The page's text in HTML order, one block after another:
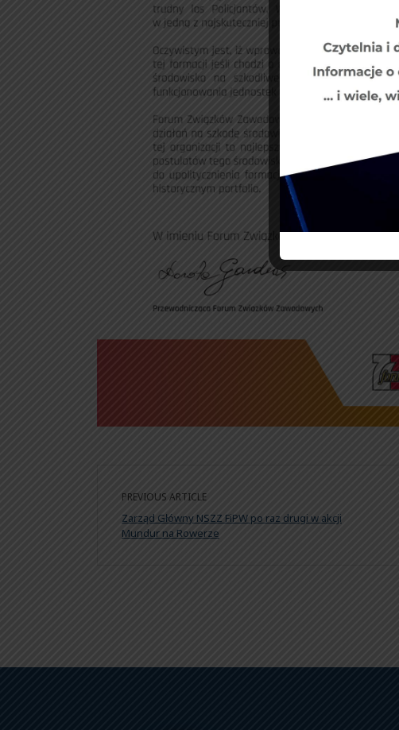
PREVIOUS ARTICLE
Zarząd Główny NSZZ FiPW po raz drugi w akcji
Mundur na Rowerze